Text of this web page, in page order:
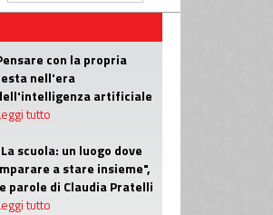
con la propria
nell'era
artificiale
tutto
scuola: un luogo dove
a stare insieme",
parole di Claudia Pratelli
tutto